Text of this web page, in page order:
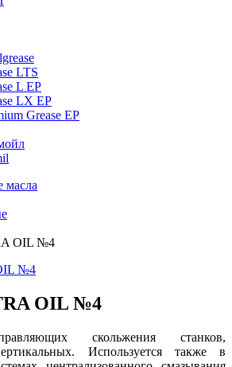
LTS
L EP
LX EP
Grease EP
OIL №4
OIL №4
скольжения станков,
Используется также в